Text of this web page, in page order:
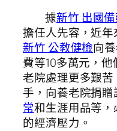
據新竹 出國
擔任人先容，近
新竹 公教健檢向
費等10多萬元，
老院處理更多艱
手，向養老院捐贈
常和生涯用品等
的經濟壓力。